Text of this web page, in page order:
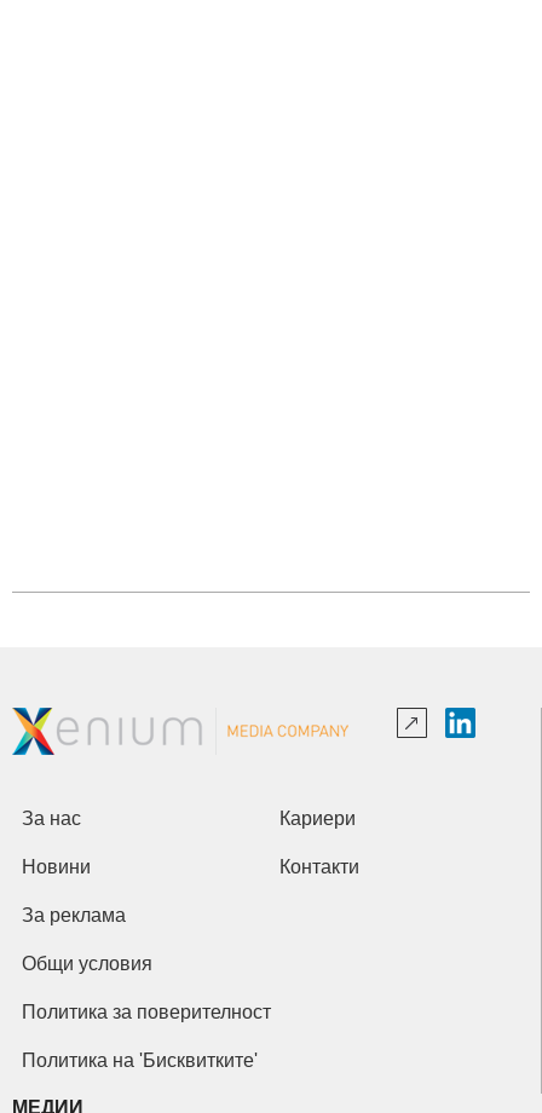
За нас Кариери
Новини Контакти
За реклама
Общи условия
Политика за поверителност
Политика на 'Бисквитките'
МЕДИИ